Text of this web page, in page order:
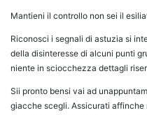
Mantieni il controllo non sei il
Riconosci i segnali di astuzia si
della disinteresse di alcuni punti
niente in sciocchezza dettagli
Sii pronto bensi vai ad
giacche scegli. Assicurati affinche